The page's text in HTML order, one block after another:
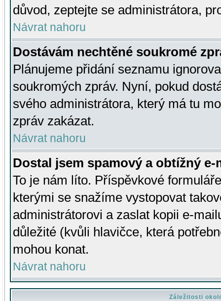
důvod, zeptejte se administrátora,
Návrat nahoru
Dostávám nechtěné soukromé
Plánujeme přidání seznamu
soukromých zpráv. Nyní, pokud
svého administrátora, který má tu
zpráv zakázat.
Návrat nahoru
Dostal jsem spamový a obtížný
To je nám líto. Příspěvkové
kterými se snažíme vystopovat
administrátorovi a zaslat kopii e-
důležité (kvůli hlavičce, která
mohou konat.
Návrat nahoru
Záležitosti